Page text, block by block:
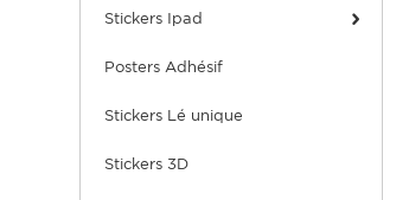
Stickers Ipad
Posters Adhésif
Stickers Lé unique
Stickers 3D